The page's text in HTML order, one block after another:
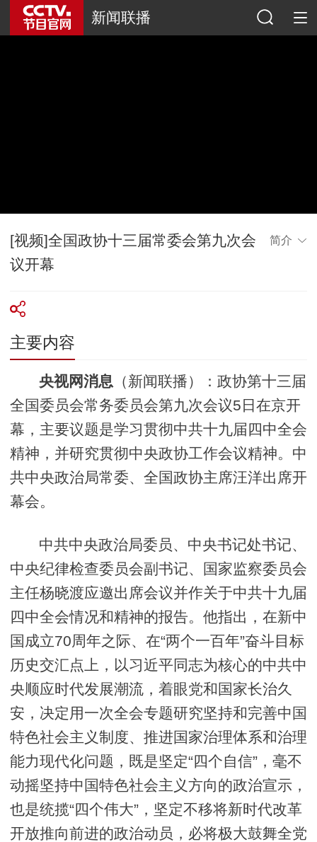
新闻联播
[视频]全国政协十三届常委会第九次会
议开幕
简介
主要内容
央视网消息 （新闻联播）：政协第十三届
全国委员会常务委员会第九次会议5日在京开
幕，主要议题是学习贯彻中共十九届四中全会
精神，并研究贯彻中央政协工作会议精神。中
共中央政治局常委、全国政协主席汪洋出席开
幕会。
中共中央政治局委员、中央书记处书记、
中央纪律检查委员会副书记、国家监察委员会
主任杨晓渡应邀出席会议并作关于中共十九届
四中全会情况和精神的报告。他指出，在新中
国成立70周年之际、在“两个一百年”奋斗目标
历史交汇点上，以习近平同志为核心的中共中
央顺应时代发展潮流，着眼党和国家长治久
安，决定用一次全会专题研究坚持和完善中国
特色社会主义制度、推进国家治理体系和治理
能力现代化问题，既是坚定“四个自信”，毫不
动摇坚持中国特色社会主义方向的政治宣示，
也是统揽“四个伟大”，坚定不移将新时代改革
开放推向前进的政治动员，必将极大鼓舞全党